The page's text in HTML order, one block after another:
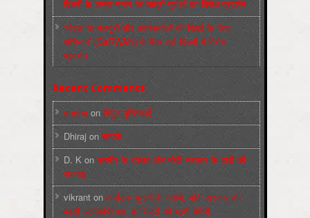
दिल्ली के जन्तर-मन्तर पर छात्रों-युवाओं का विरोध प्रदर्शन
‘नोएडा के मज़दूरों और कार्यकर्ताओं की रिहाई के लिए
अभियान’ (CaRWAN) के बैनर तले दिल्ली में विरोध
प्रदर्शन
Recent Comments
sneha on बिगुल पुस्तिकाएँ
Dhiraj on सम्पर्क
D. K on कश्मीर के हालात और मोदी सरकार के दावों की
सच्चाई
vikrant onकर्नाटक चुनावों के नतीजे, मोदी सरकार की
बढ़ती अलोकप्रियता, फ़ासिस्टों की बढ़ती बेचैनी,